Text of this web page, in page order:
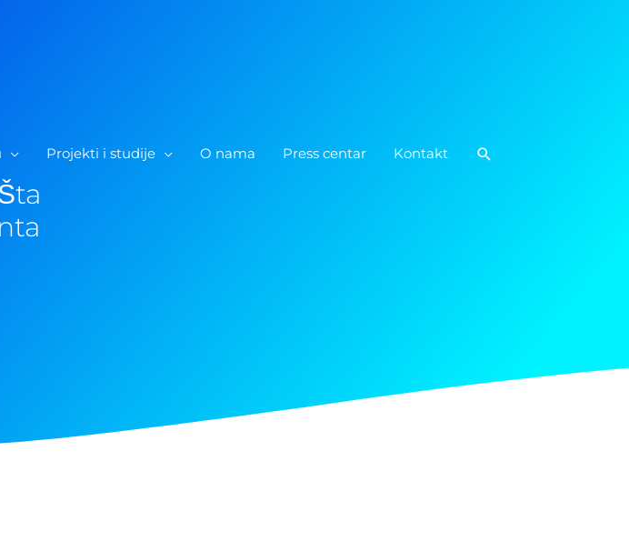
Projekti i studije O nama Press centar Kontakt Pretraga